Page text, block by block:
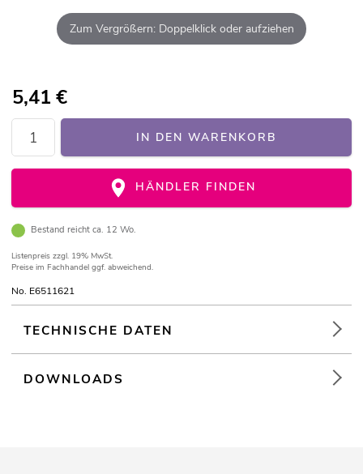
Zum Vergrößern: Doppelklick oder aufziehen
5,41 €
IN DEN WARENKORB
HÄNDLER FINDEN
Bestand reicht ca. 12 Wo.
Listenpreis zzgl. 19% MwSt.
Preise im Fachhandel ggf. abweichend.
No. E6511621
TECHNISCHE DATEN
DOWNLOADS